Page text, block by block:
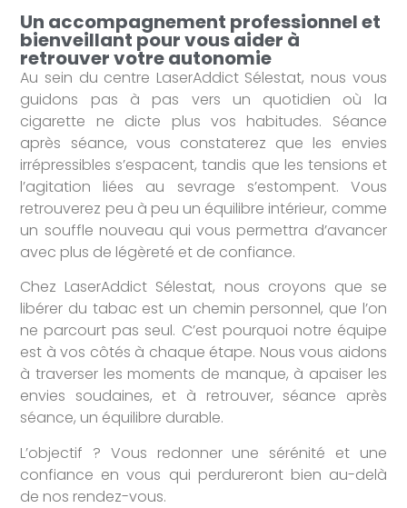
Un accompagnement professionnel et
bienveillant pour vous aider à
retrouver votre autonomie
Au sein du centre LaserAddict Sélestat, nous vous
guidons pas à pas vers un quotidien où la
cigarette ne dicte plus vos habitudes. Séance
après séance, vous constaterez que les envies
irrépressibles s’espacent, tandis que les tensions et
l’agitation liées au sevrage s’estompent. Vous
retrouverez peu à peu un équilibre intérieur, comme
un souffle nouveau qui vous permettra d’avancer
avec plus de légèreté et de confiance.
Chez LaserAddict Sélestat, nous croyons que se
libérer du tabac est un chemin personnel, que l’on
ne parcourt pas seul. C’est pourquoi notre équipe
est à vos côtés à chaque étape. Nous vous aidons
à traverser les moments de manque, à apaiser les
envies soudaines, et à retrouver, séance après
séance, un équilibre durable.
L’objectif ? Vous redonner une sérénité et une
confiance en vous qui perdureront bien au-delà
de nos rendez-vous.